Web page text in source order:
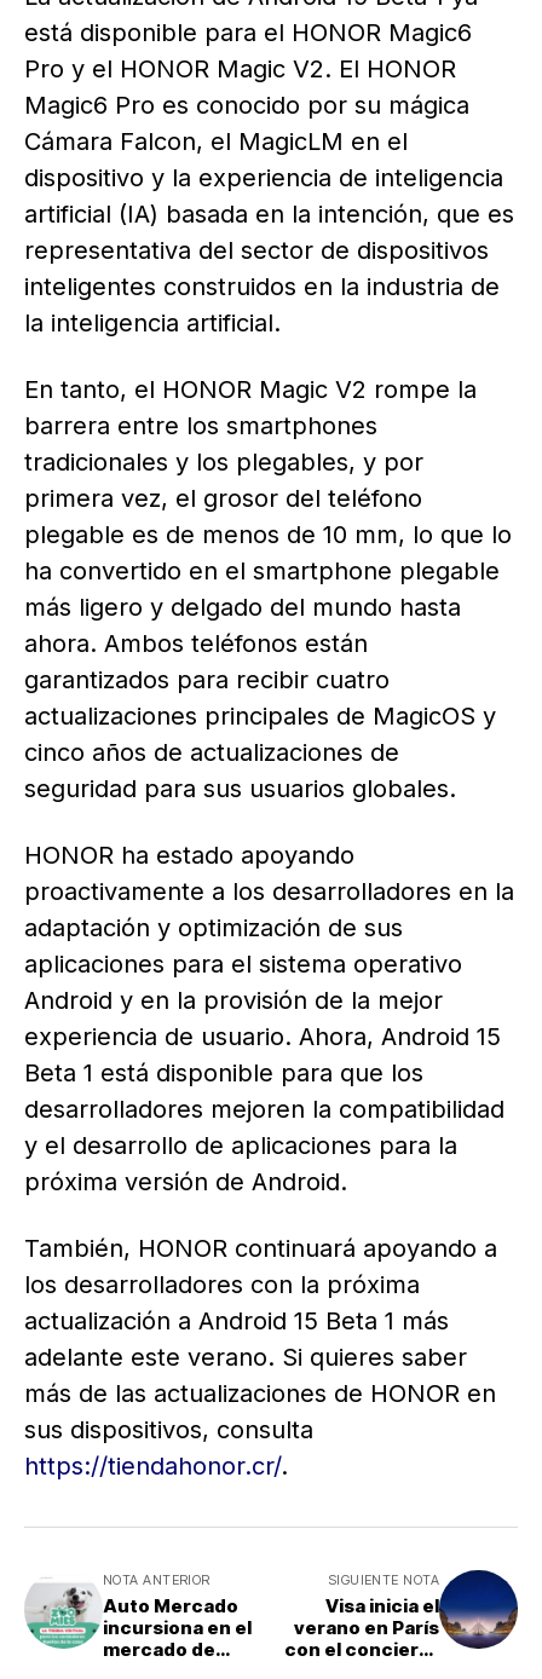
está disponible para el HONOR Magic6
Pro y el HONOR Magic V2. El HONOR
Magic6 Pro es conocido por su mágica
Cámara Falcon, el MagicLM en el
dispositivo y la experiencia de inteligencia
artificial (IA) basada en la intención, que es
representativa del sector de dispositivos
inteligentes construidos en la industria de
la inteligencia artificial.
En tanto, el HONOR Magic V2 rompe la
barrera entre los smartphones
tradicionales y los plegables, y por
primera vez, el grosor del teléfono
plegable es de menos de 10 mm, lo que lo
ha convertido en el smartphone plegable
más ligero y delgado del mundo hasta
ahora. Ambos teléfonos están
garantizados para recibir cuatro
actualizaciones principales de MagicOS y
cinco años de actualizaciones de
seguridad para sus usuarios globales.
HONOR ha estado apoyando
proactivamente a los desarrolladores en la
adaptación y optimización de sus
aplicaciones para el sistema operativo
Android y en la provisión de la mejor
experiencia de usuario. Ahora, Android 15
Beta 1 está disponible para que los
desarrolladores mejoren la compatibilidad
y el desarrollo de aplicaciones para la
próxima versión de Android.
También, HONOR continuará apoyando a
los desarrolladores con la próxima
actualización a Android 15 Beta 1 más
adelante este verano. Si quieres saber
más de las actualizaciones de HONOR en
sus dispositivos, consulta
https://tiendahonor.cr/.
NOTA ANTERIOR
Auto Mercado
incursiona en el
mercado de
SIGUIENTE NOTA
Visa inicia el
verano en París
con el concierto